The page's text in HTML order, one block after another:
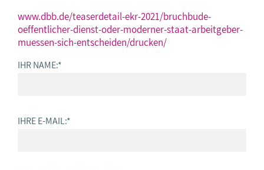
www.dbb.de/teaserdetail-ekr-2021/bruchbude-
oeffentlicher-dienst-oder-moderner-staat-arbeitgeber-
muessen-sich-entscheiden/drucken/
IHR NAME:*
IHRE E-MAIL:*